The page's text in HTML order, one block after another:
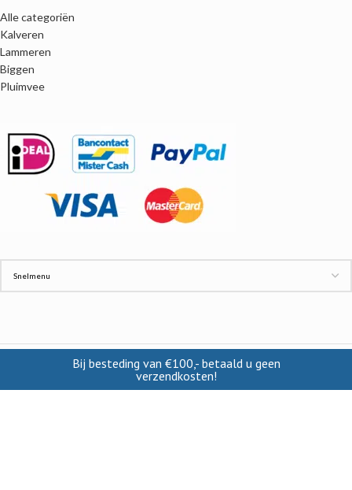
Alle categoriën
Kalveren
Lammeren
Biggen
Pluimvee
Bij besteding van €100,- betaald u geen
verzendkosten!